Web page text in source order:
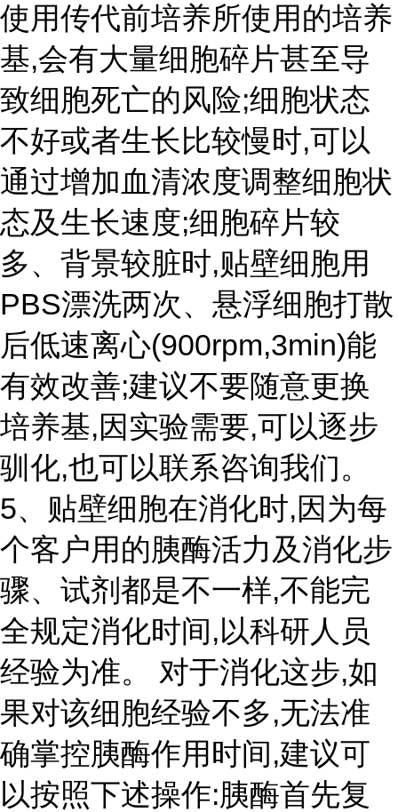
使用传代前培养所使用的培养
基,会有大量细胞碎片甚至导
致细胞死亡的风险;细胞状态
不好或者生长比较慢时,可以
通过增加血清浓度调整细胞状
态及生长速度;细胞碎片较
多、背景较脏时,贴壁细胞用
PBS漂洗两次、悬浮细胞打散
后低速离心(900rpm,3min)能
有效改善;建议不要随意更换
培养基,因实验需要,可以逐步
驯化,也可以联系咨询我们。
5、贴壁细胞在消化时,因为每
个客户用的胰酶活力及消化步
骤、试剂都是不一样,不能完
全规定消化时间,以科研人员
经验为准。 对于消化这步,如
果对该细胞经验不多,无法准
确掌控胰酶作用时间,建议可
以按照下述操作:胰酶首先复